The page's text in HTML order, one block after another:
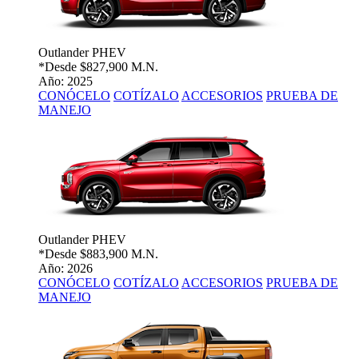
Outlander PHEV
*Desde $827,900 M.N.
Año: 2025
CONÓCELO COTÍZALO ACCESORIOS PRUEBA DE
MANEJO
Outlander PHEV
*Desde $883,900 M.N.
Año: 2026
CONÓCELO COTÍZALO ACCESORIOS PRUEBA DE
MANEJO